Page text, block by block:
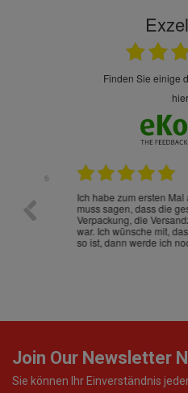
finden Sie einige der Rezensionen
Ich habe zum ersten Mal
muss sagen, dass die
Verpackung, die
war. Ich wünsche mit, dass
so ist, dann werde ich noch
Join Our Newsletter
Sie können Ihr Einverständnis